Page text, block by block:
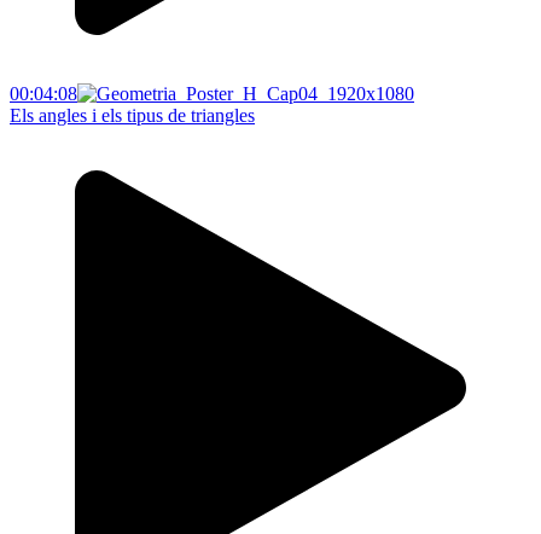
00:04:08
Els angles i els tipus de triangles